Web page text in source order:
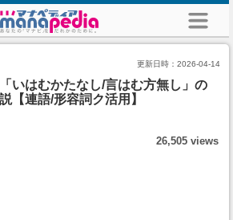
更新日時： 2026-04-14
いはむかたなし/言はむ方無し」の
【連語/形容詞ク活用】
26,505 views